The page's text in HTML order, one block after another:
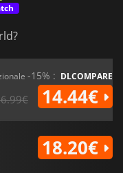
-15% : DLCOMPARE
14.44€
18.20€